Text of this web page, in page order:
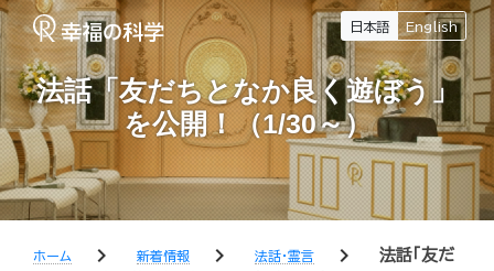
日本語 English
法話「友だちとなか良く遊ぼう」
を公開！（1/30～）
ホーム chevron_right 新着情報 chevron_right 法話・霊言 chevron_right
法話「友だ